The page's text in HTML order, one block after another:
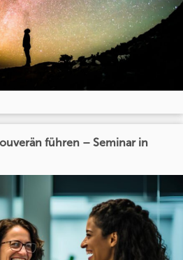
führen – Seminar in